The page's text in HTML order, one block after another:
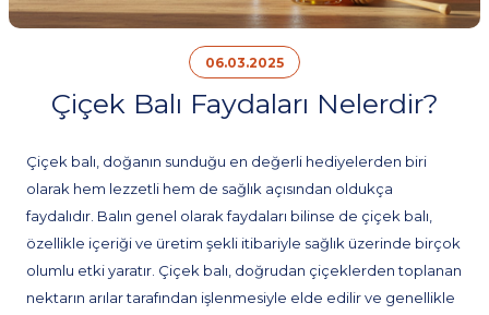
06.03.2025
Çiçek Balı Faydaları Nelerdir?
Çiçek balı, doğanın sunduğu en değerli hediyelerden biri
olarak hem lezzetli hem de sağlık açısından oldukça
faydalıdır. Balın genel olarak faydaları bilinse de çiçek balı,
özellikle içeriği ve üretim şekli itibariyle sağlık üzerinde birçok
olumlu etki yaratır. Çiçek balı, doğrudan çiçeklerden toplanan
nektarın arılar tarafından işlenmesiyle elde edilir ve genellikle